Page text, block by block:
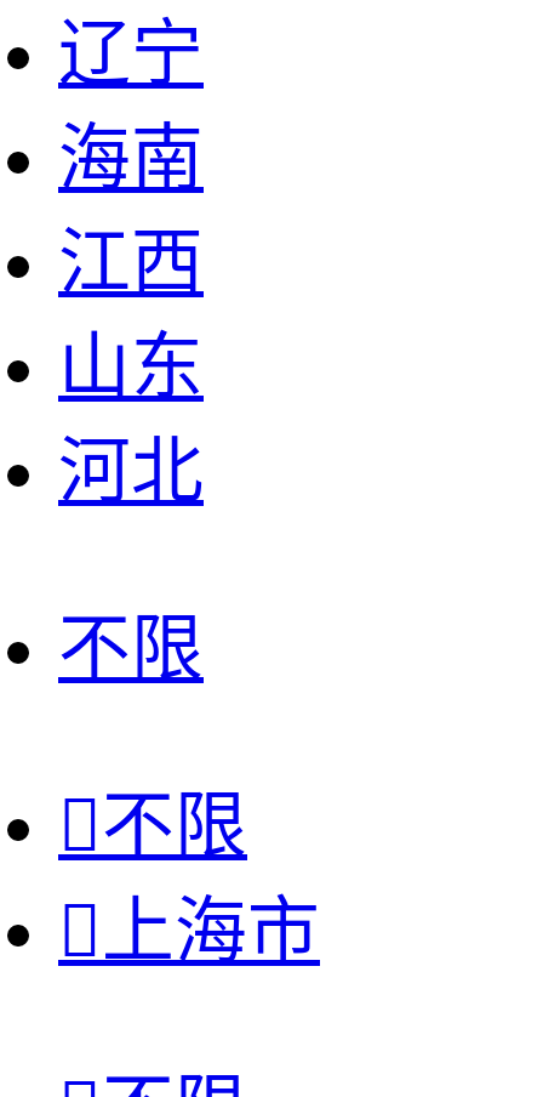
辽宁
海南
江西
山东
河北
不限
不限
上海市